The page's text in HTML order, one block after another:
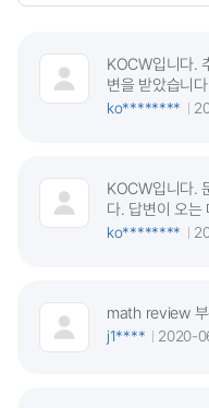
KOCW입니다.
변을 받았습니
ko********
KOCW입니다.
다. 답변이 오는
ko********
math review 부
j1****
2020-